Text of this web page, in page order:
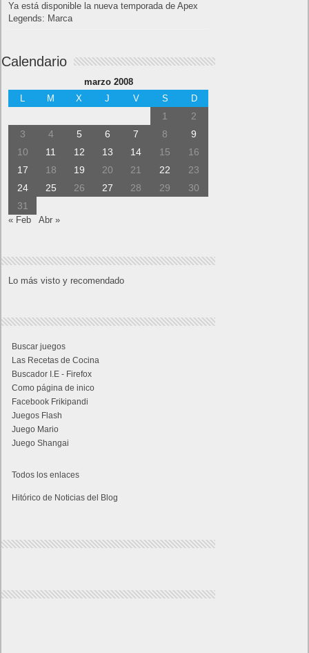
Ya está disponible la nueva temporada de Apex
Legends: Marca
Calendario
marzo 2008
L
M X J V S D
1
2
3
4 5 6 7 8
9
10
11 12 13 14 15
16
17
18 19 20 21 22
23
24
25 26 27 28 29
30
31
« Feb Abr »
Lo más visto y recomendado
Buscar juegos
Las Recetas de Cocina
Buscador I.E - Firefox
Como página de inico
Facebook Frikipandi
Juegos Flash
Juego Mario
Juego Shangai
Todos los enlaces
Hitórico de Noticias del Blog